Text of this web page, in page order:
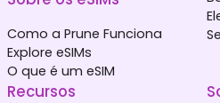
Como a Prune Funciona
Explore eSIMs
O que é um eSIM
Recursos